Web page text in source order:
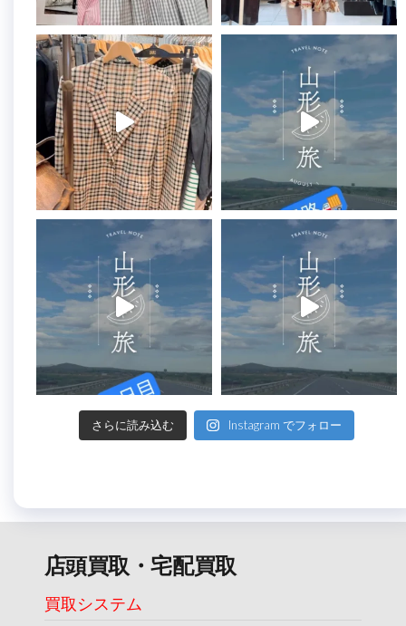
さらに読み込む Instagram でフォロー
店頭買取・宅配買取
買取システム